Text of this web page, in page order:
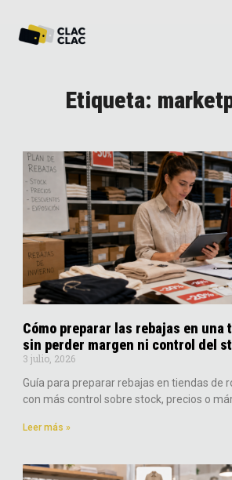
Etiqueta:
Cómo preparar las rebajas en una
sin perder margen ni control del
3 julio, 2026
Guía para preparar rebajas en tiendas de
con más control sobre stock, precios o
Leer más »